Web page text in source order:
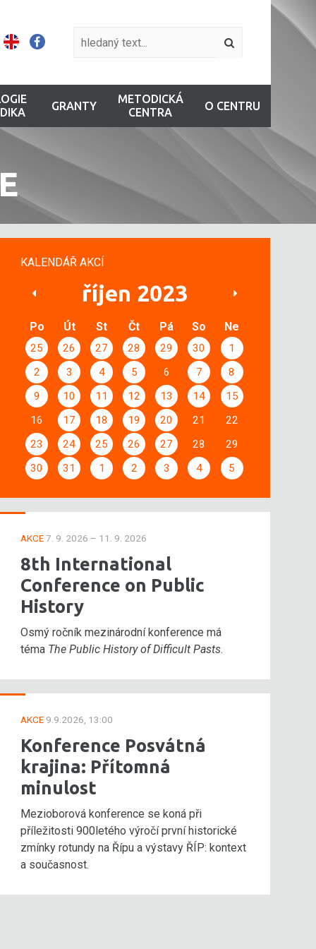
GRANTY
METODICKÁ
CENTRA
O CENTRU
KALENDÁŘ AKCÍ
říjen 2023
Po Út St Čt Pá So Ne
25 26 27 28 29 30
1
2
3 4 5 6 7
8
9
10 11 12 13 14
15
16
17 18 19 20 21
22
23
24 25 26 27 28
29
30
31 1 2 3 4 5
AKCE7. 9. 2026 – 11. 9. 2026
8th International
Conference on Public
History
Osmý ročník mezinárodní konference má
téma The Public History of Difficult Pasts.
AKCE 9.9.2026, 13:00
Konference Posvátná
krajina: Přítomná
minulost
Mezioborová konference se koná při
příležitosti 900letého výročí první historické
zmínky rotundy na Řípu a výstavy ŘÍP: kontext
a současnost.